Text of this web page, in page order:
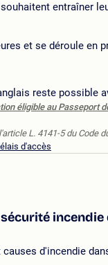
entraîner
et se déroule en
reste possible
éligible au Passeport
L. 4141-5 du Code
d'accès
incendie
d'incendie